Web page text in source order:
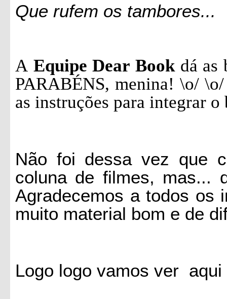
Que rufem os tambores...
A Equipe Dear Book dá as
PARABÉNS, menina! \o/ \o/
as instruções para integrar
Não foi dessa vez que
coluna de filmes, mas...
Agradecemos a todos os
muito material bom e de
Logo logo vamos ver aqui